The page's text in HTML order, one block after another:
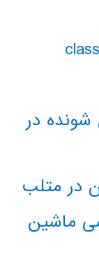
در
در متلب
ماشین